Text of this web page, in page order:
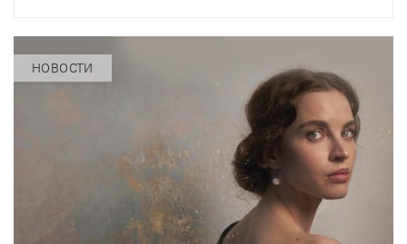
— Валерий Гергиев.
НОВОСТИ